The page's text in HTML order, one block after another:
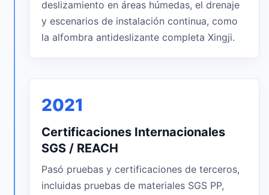
deslizamiento en áreas húmedas, el drenaje
y escenarios de instalación continua, como
la alfombra antideslizante completa Xingji.
2021
Certificaciones Internacionales
SGS / REACH
Pasó pruebas y certificaciones de terceros,
incluidas pruebas de materiales SGS PP,